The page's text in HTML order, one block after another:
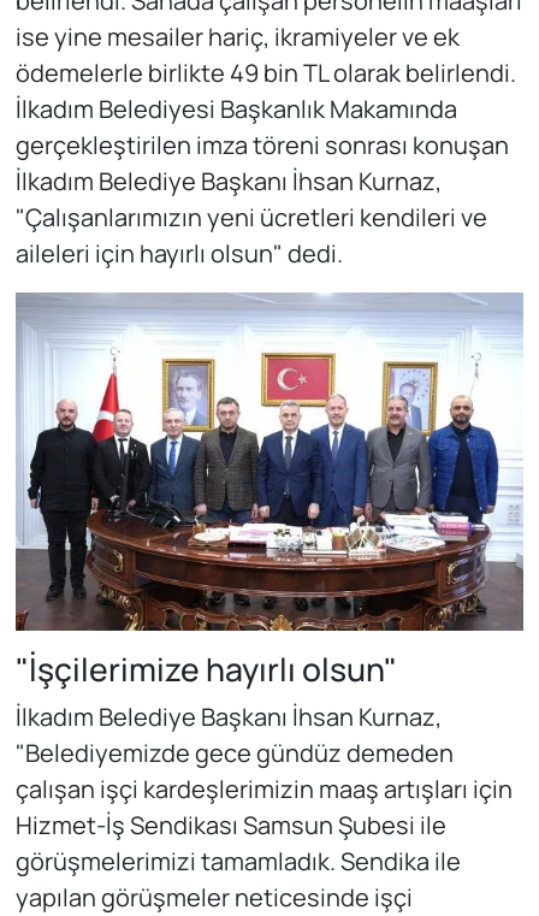
ise yine mesailer hariç, ikramiyeler ve ek
ödemelerle birlikte 49 bin TL olarak belirlendi.
İlkadım Belediyesi Başkanlık Makamında
gerçekleştirilen imza töreni sonrası konuşan
İlkadım Belediye Başkanı İhsan Kurnaz,
"Çalışanlarımızın yeni ücretleri kendileri ve
aileleri için hayırlı olsun" dedi.
"İşçilerimize hayırlı olsun"
İlkadım Belediye Başkanı İhsan Kurnaz,
"Belediyemizde gece gündüz demeden
çalışan işçi kardeşlerimizin maaş artışları için
Hizmet-İş Sendikası Samsun Şubesi ile
görüşmelerimizi tamamladık. Sendika ile
yapılan görüşmeler neticesinde işçi